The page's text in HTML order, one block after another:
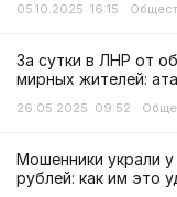
05.10.2025 16:15
За сутки в ЛНР от
мирных жителей:
26.05.2025 09:52
Мошенники украли
рублей: как им это